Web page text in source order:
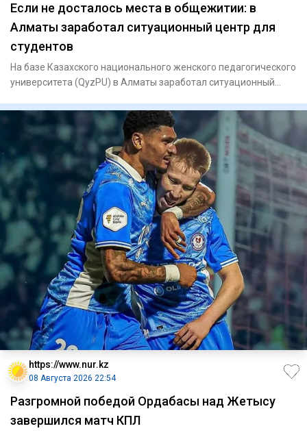
Если не досталось места в общежитии: в
Алматы заработал ситуационный центр для
студентов
На базе Казахского национального женского педагогического
университета (QyzPU) в Алматы заработал ситуационный
https://www.nur.kz
08 Августа 2026 22:54
Разгромной победой Ордабасы над Жетысу
завершился матч КПЛ